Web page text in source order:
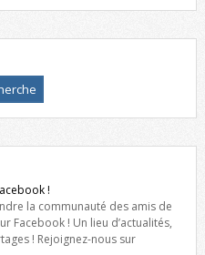
!
la communauté des amis de
Facebook ! Un lieu d’actualités,
! Rejoignez-nous sur